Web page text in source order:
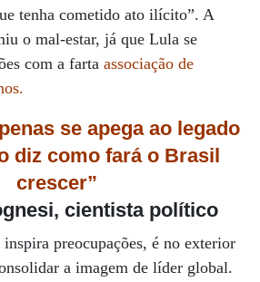
tenha cometido ato ilícito”. A
o mal-estar, já que Lula se
com a farta associação de
se apega ao legado
diz como fará o Brasil
crescer”
cientista político
preocupações, é no exterior
a imagem de líder global.